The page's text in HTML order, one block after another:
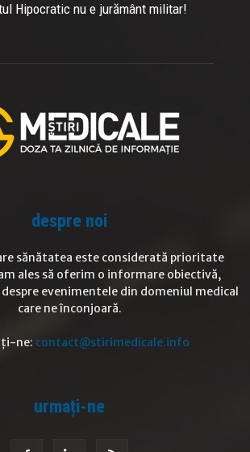
Hipocratic nu e jurământ militar!
despre noi
sănătatea este considerată prioritate
ales să oferim o informare obiectivă,
evenimentele din domeniul medical
care ne înconjoară.
ne: contact@stirimedicale.info
urmați-ne